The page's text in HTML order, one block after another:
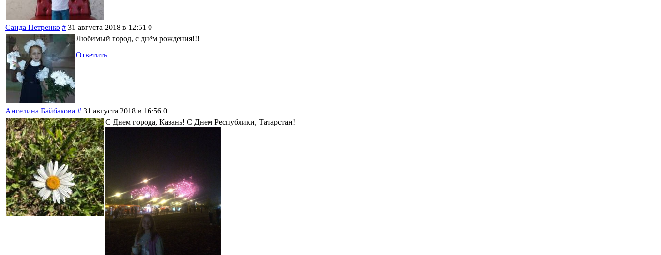
Саида Петренко # 31 августа 2018 в 12:51 0
Любимый город, с днём рождения!!!
Ответить
Ангелина Байбакова # 31 августа 2018 в 16:56 0
C Днем города, Казань! С Днем Республики, Татарстан!